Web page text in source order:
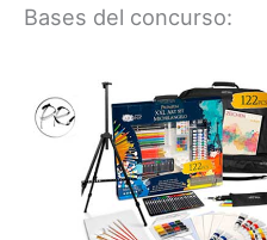
Bases del concurso: